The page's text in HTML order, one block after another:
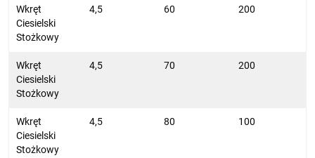
Wkręt
Ciesielski
Stożkowy
4,5 60 200
Wkręt
Ciesielski
Stożkowy
4,5 70 200
Wkręt
Ciesielski
Stożkowy
4,5 80 100